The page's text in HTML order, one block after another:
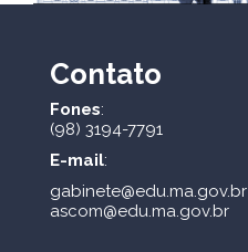
Contato
Fones:
(98) 3194-7791
E-mail:
gabinete@edu.ma.gov.br
ascom@edu.ma.gov.br